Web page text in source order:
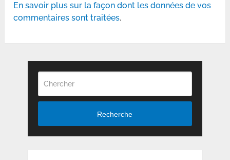
En savoir plus sur la façon dont les données de vos
commentaires sont traitées.
Recherche